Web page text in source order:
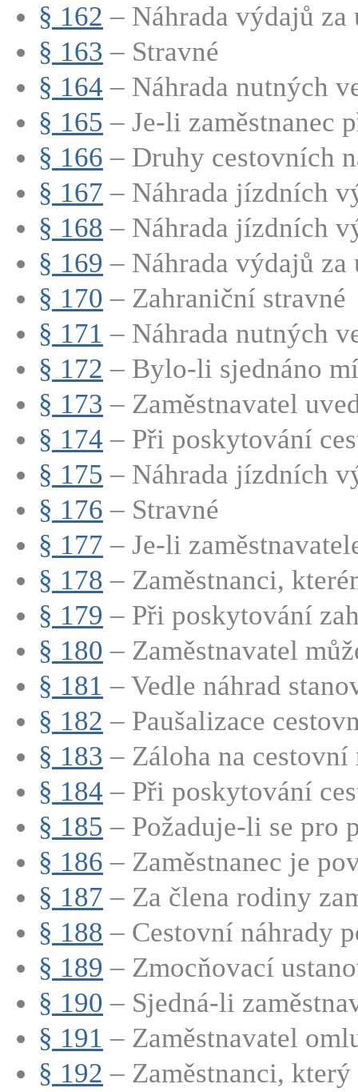
§ 162 – Náhrada výdajů
§ 163 – Stravné
§ 164 – Náhrada nutných
§ 165 – Je-li zaměstnanec
§ 166 – Druhy cestovních
§ 167 – Náhrada jízdních
§ 168 – Náhrada jízdních
§ 169 – Náhrada výdajů
§ 170 – Zahraniční stravné
§ 171 – Náhrada nutných
§ 172 – Bylo-li sjednáno
§ 173 – Zaměstnavatel
§ 174 – Při poskytování
§ 175 – Náhrada jízdních
§ 176 – Stravné
§ 177 – Je-li
§ 178 – Zaměstnanci,
§ 179 – Při poskytování
§ 180 – Zaměstnavatel
§ 181 – Vedle náhrad
§ 182 – Paušalizace
§ 183 – Záloha na cestovní
§ 184 – Při poskytování
§ 185 – Požaduje-li se pro
§ 186 – Zaměstnanec je
§ 187 – Za člena rodiny
§ 188 – Cestovní náhrady
§ 189 – Zmocňovací
§ 190 – Sjedná-li
§ 191 – Zaměstnavatel
§ 192 – Zaměstnanci,